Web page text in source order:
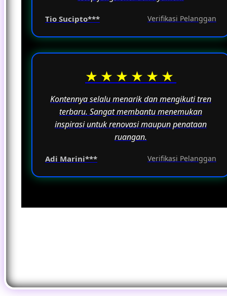
Tio Sucipto*** Verifikasi Pelanggan
★★★★★★
Kontennya selalu menarik dan mengikuti tren
terbaru. Sangat membantu menemukan
inspirasi untuk renovasi maupun penataan
ruangan.
Adi Marini*** Verifikasi Pelanggan